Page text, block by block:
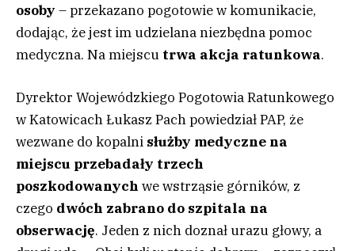
osoby – przekazano pogotowie w komunikacie,
dodając, że jest im udzielana niezbędna pomoc
medyczna. Na miejscu trwa akcja ratunkowa.
Dyrektor Wojewódzkiego Pogotowia Ratunkowego
w Katowicach Łukasz Pach powiedział PAP, że
wezwane do kopalni służby medyczne na
miejscu przebadały trzech
poszkodowanych we wstrząsie górników, z
czego dwóch zabrano do szpitala na
obserwację. Jeden z nich doznał urazu głowy, a